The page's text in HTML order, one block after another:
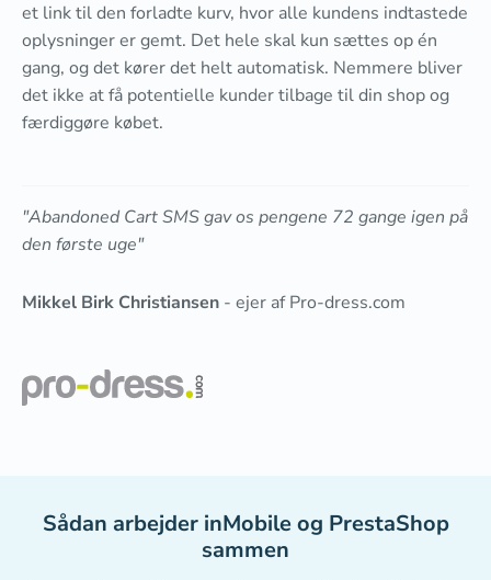
et link til den forladte kurv, hvor alle kundens indtastede
oplysninger er gemt. Det hele skal kun sættes op én
gang, og det kører det helt automatisk. Nemmere bliver
det ikke at få potentielle kunder tilbage til din shop og
færdiggøre købet.
"Abandoned Cart SMS gav os pengene 72 gange igen på
den første uge"
Mikkel Birk Christiansen - ejer af Pro-dress.com
Sådan arbejder inMobile og PrestaShop
sammen